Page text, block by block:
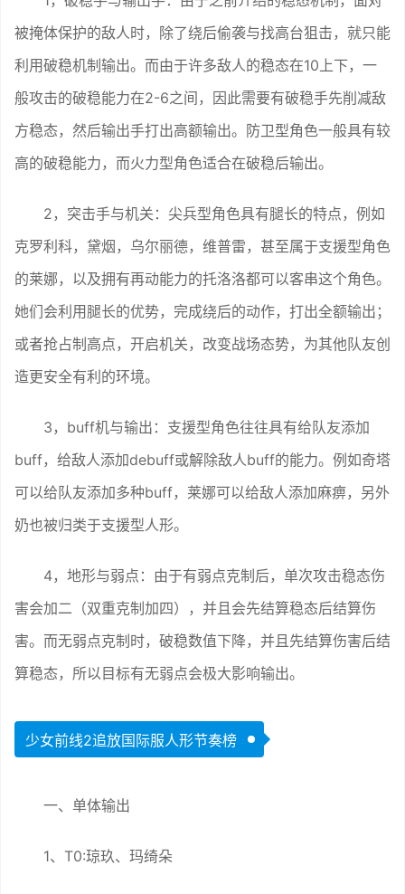
被掩体保护的敌人时，除了绕后偷袭与找高台狙击，就只能
利用破稳机制输出。而由于许多敌人的稳态在10上下，一
般攻击的破稳能力在2-6之间，因此需要有破稳手先削减敌
方稳态，然后输出手打出高额输出。防卫型角色一般具有较
高的破稳能力，而火力型角色适合在破稳后输出。
2，突击手与机关：尖兵型角色具有腿长的特点，例如
克罗利科，黛烟，乌尔丽德，维普雷，甚至属于支援型角色
的莱娜，以及拥有再动能力的托洛洛都可以客串这个角色。
她们会利用腿长的优势，完成绕后的动作，打出全额输出；
或者抢占制高点，开启机关，改变战场态势，为其他队友创
造更安全有利的环境。
3，buff机与输出：支援型角色往往具有给队友添加
buff，给敌人添加debuff或解除敌人buff的能力。例如奇塔
可以给队友添加多种buff，莱娜可以给敌人添加麻痹，另外
奶也被归类于支援型人形。
4，地形与弱点：由于有弱点克制后，单次攻击稳态伤
害会加二（双重克制加四），并且会先结算稳态后结算伤
害。而无弱点克制时，破稳数值下降，并且先结算伤害后结
算稳态，所以目标有无弱点会极大影响输出。
少女前线2追放国际服人形节奏榜
一、单体输出
1、T0:琼玖、玛绮朵